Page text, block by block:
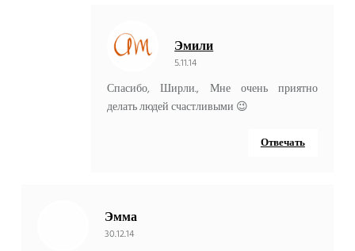
Эмили
5.11.14
Спасибо, Ширли., Мне очень приятно
делать людей счастливыми 😉
Отвечать
Эмма
30.12.14